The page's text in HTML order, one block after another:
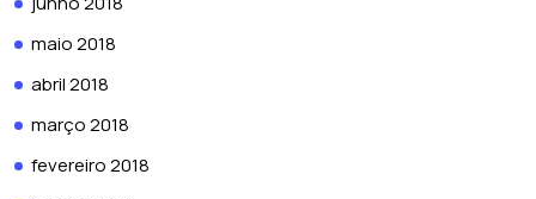
maio 2018
abril 2018
março 2018
fevereiro 2018